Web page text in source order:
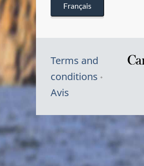
Français
Terms and
conditions
Avis